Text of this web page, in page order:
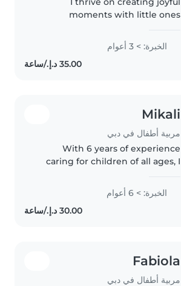
moments with little ones
three years of nurturing
preschoolers and experience
supporting sensitive sleepers, I
الخبرة: > 3 أعوام
Mikali
مربية أطفال في دبي
With 6 years of experience
caring for children of all ages, I
approach to nannying. I'm
comfortable with pets, helping
with homework, and light
الخبرة: > 6 أعوام
Fabiola
مربية أطفال في دبي